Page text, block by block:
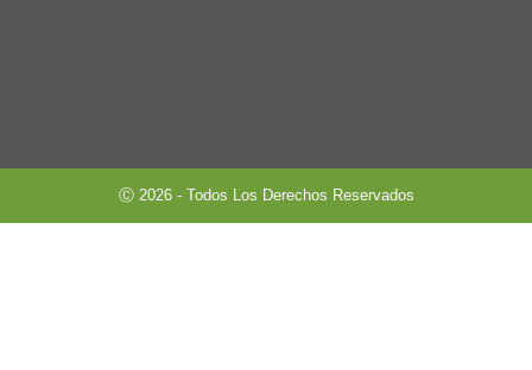
Ⓒ 2026 - Todos Los Derechos Reservados